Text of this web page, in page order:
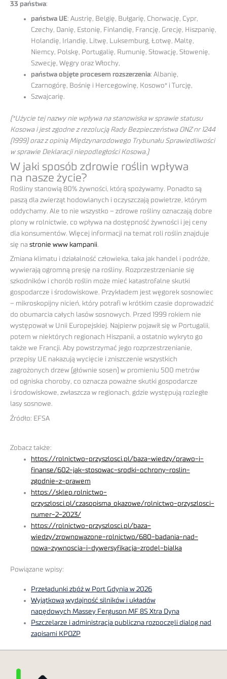
33 państwa:
państwa UE: Austrię, Belgię, Bułgarię, Chorwację, Cypr,
Czechy, Danię, Estonię, Finlandię, Francję, Grecję, Hiszpanię,
Holandię, Irlandię, Litwę, Luksemburg, Łotwę, Maltę,
Niemcy, Polskę, Portugalię, Rumunię, Słowację, Słowenię,
Szwecję, Węgry oraz Włochy,
państwa objęte procesem rozszerzenia: Albanię,
Czarnogórę, Bośnię i Hercegowinę, Kosowo* i Turcję,
Szwajcarię.
(*Użycie tej nazwy nie wpływa na stanowiska w sprawie statusu
Kosowa i jest zgodne z rezolucją Rady Bezpieczeństwa ONZ nr 1244
(1999) oraz z opinią Międzynarodowego Trybunału Sprawiedliwości
w sprawie Deklaracji niepodległości Kosowa.)
W jaki sposób zdrowie roślin wpływa
na nasze życie?
Rośliny stanowią 80% żywności, którą spożywamy. Ponadto są
paszą dla zwierząt hodowlanych i oczyszczają powietrze, którym
oddychamy. Ale to nie wszystko – zdrowe rośliny oznaczają dobre
plony w rolnictwie, co wpływa na dostępność żywności i jej ceny
dla konsumentów. Więcej informacji na temat roli roślin znajduje
się na stronie www kampanii.
Zmiana klimatu i działalność człowieka, taka jak handel i podróże,
wywierają ogromną presję na rośliny. Rozprzestrzenianie się
szkodników i chorób roślin może mieć katastrofalne skutki
gospodarcze i środowiskowe. Przykładem jest węgorek sosnowiec
– mikroskopijny nicień, który potrafi w krótkim czasie doprowadzić
do obumarcia całych lasów sosnowych. Przed 1999 rokiem nie
występował w Unii Europejskiej. Najpierw pojawił się w Portugalii,
potem w niektórych regionach Hiszpanii, a ostatnio wykryto go
także we Francji. Aby powstrzymać jego rozprzestrzenianie,
przepisy UE nakazują wycięcie i zniszczenie wszystkich
zagrożonych drzew (głównie sosen) w promieniu 500 metrów
od ogniska choroby, co oznacza poważne skutki gospodarcze
i środowiskowe, zwłaszcza w regionach, gdzie występują rozległe
lasy sosnowe.
Źródło: EFSA
Zobacz także:
https://rolnictwo-przyszlosci.pl/baza-wiedzy/prawo-i-
finanse/602-jak-stosowac-srodki-ochrony-roslin-
zgodnie-z-prawem
https://sklep.rolnictwo-
przyszlosci.pl/czasopisma_okazowe/rolnictwo-przyszlosci-
numer-2-2023/
https://rolnictwo-przyszlosci.pl/baza-
wiedzy/zrownowazone-rolnictwo/680-badania-nad-
nowa-zywnoscia-i-dywersyfikacja-zrodel-bialka
Powiązane wpisy:
Przeładunki zbóż w Port Gdynia w 2026
Wyjątkową wydajność silników i układów
napędowych Massey Ferguson MF 8S Xtra Dyna
Pszczelarze i administracja publiczna rozpoczęli dialog nad
zapisami KPOZP